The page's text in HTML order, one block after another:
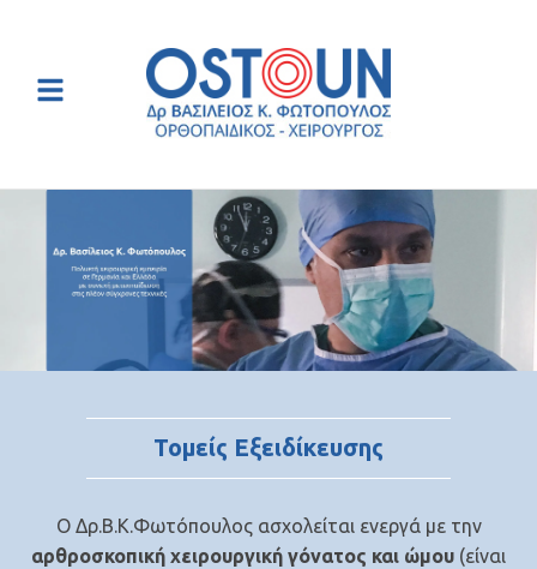
Τομείς Εξειδίκευσης
Ο Δρ.Β.Κ.Φωτόπουλος ασχολείται ενεργά με την
αρθροσκοπική χειρουργική γόνατος και ώμου (είναι